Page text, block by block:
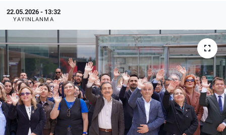
22.05.2026 - 13:32
YAYINLANMA
Dünya
Sağlık
Alış-Veriş/İş dünyası
Röportaj
Ekonomi
Kültür Sanat
Politika
Bilecik
Son Dakika Haberleri
Haber Arşivi